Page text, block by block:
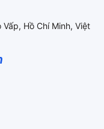
Hồ Chí Minh, Việt